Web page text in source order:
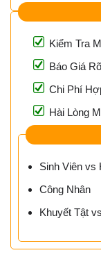
Kiểm Tra
Báo Giá
Chi Phí
Hài Lòng
Sinh Viên vs
Công Nhân
Khuyết Tật